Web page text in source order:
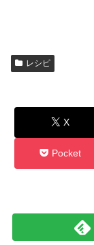
レシピ
X
Pocket